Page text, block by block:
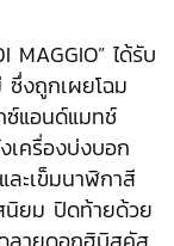
MAGGIO” ได้รับ
งถูกเผยโฉม
ซ์แอนด์แมทช์
เครื่องบ่งบอก
ละเข็มนาฬิกาสี
นิยม ปิดท้ายด้วย